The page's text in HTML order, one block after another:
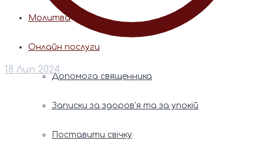
Молитва
Онлайн послуги
Допомога священника
Записки за здоров’я та за упокій
Поставити свічку
18 Лип 2024